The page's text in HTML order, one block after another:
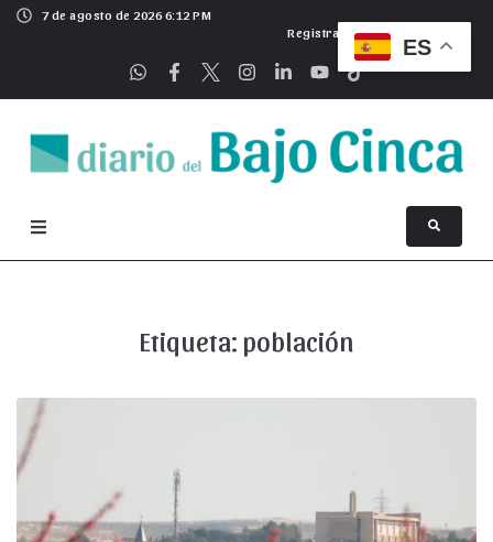
7 de agosto de 2026 6:12 PM
Registrarse
Etiqueta: población
ES